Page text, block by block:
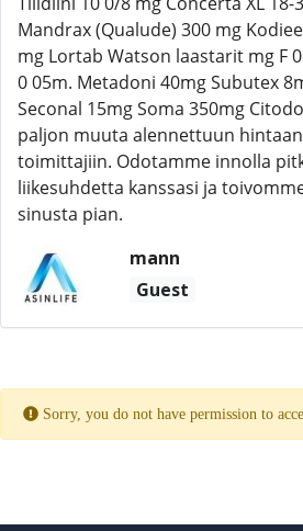
Mandrax (Qualude) 300 mg
mg Lortab Watson laastarit mg F
0 05m. Metadoni 40mg Subutex
Seconal 15mg Soma 350mg
paljon muuta alennettuun
toimittajiin. Odotamme innolla
liikesuhdetta kanssasi ja
sinusta pian.
mann
Guest
Sorry, you do not have permission to